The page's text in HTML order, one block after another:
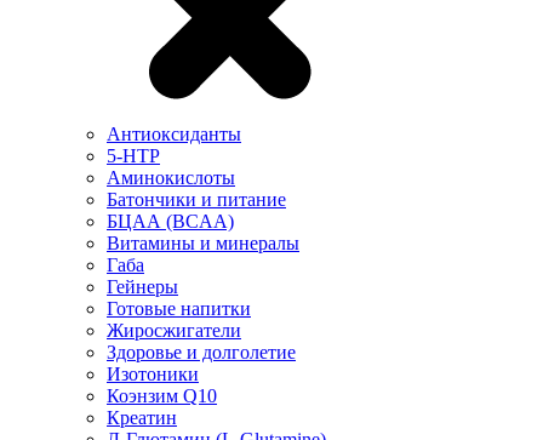
Антиоксиданты
5-HTP
Аминокислоты
Батончики и питание
БЦАА (BCAA)
Витамины и минералы
Габа
Гейнеры
Готовые напитки
Жиросжигатели
Здоровье и долголетие
Изотоники
Коэнзим Q10
Креатин